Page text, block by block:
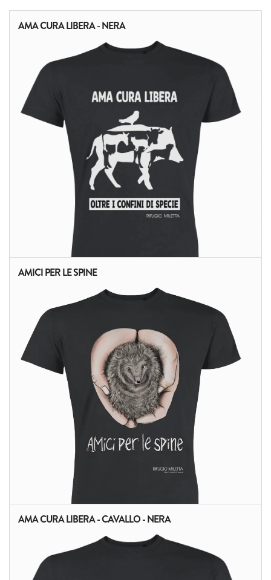
AMA CURA LIBERA - NERA
ALTRI PRODOTTI:
AMICI PER LE SPINE
ALTRI PRODOTTI:
AMA CURA LIBERA - CAVALLO - NERA